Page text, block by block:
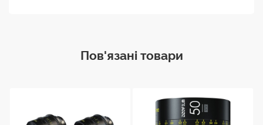
Пов'язані товари